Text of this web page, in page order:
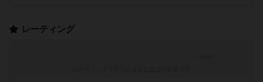
レーティング